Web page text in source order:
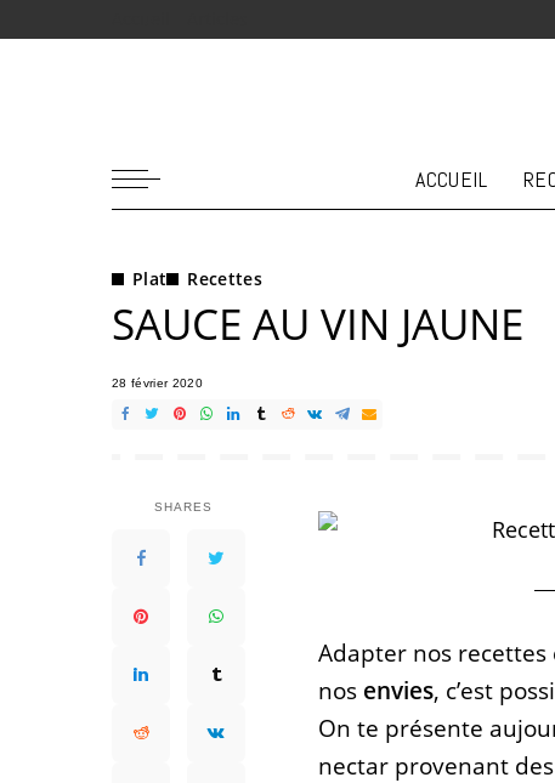
ACCUEIL
Plat Recettes
SAUCE AU VIN JAUNE
28 février 2020
SHARES
Adapter nos
nos envies, c’est
On te présente
nectar provenant